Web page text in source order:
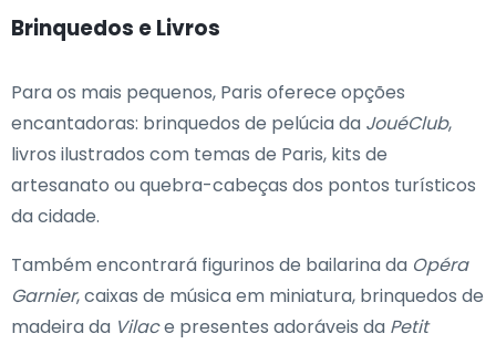
Brinquedos e Livros
Para os mais pequenos, Paris oferece opções
encantadoras: brinquedos de pelúcia da JouéClub,
livros ilustrados com temas de Paris, kits de
artesanato ou quebra-cabeças dos pontos turísticos
da cidade.
Também encontrará figurinos de bailarina da Opéra
Garnier, caixas de música em miniatura, brinquedos de
madeira da Vilace presentes adoráveis da Petit